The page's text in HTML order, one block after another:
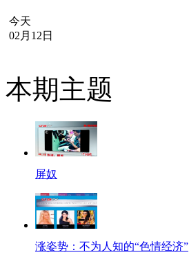
今天
02月12日
本期主题
屏奴
涨姿势：不为人知的“色情经济”